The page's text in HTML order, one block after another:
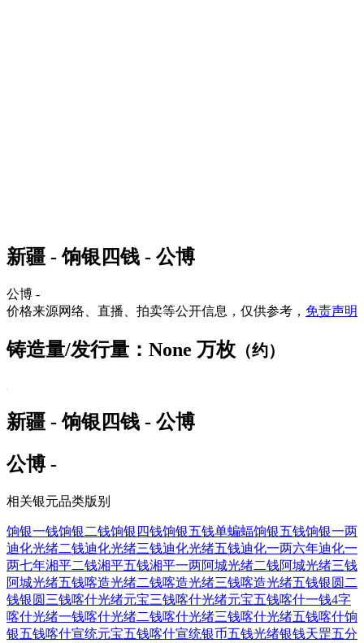
新疆 - 饷银四钱 - 公博
公博 -
价格来源网络、直播、拍卖等公开信息，仅供参考， 免责声明
铸造量/发行量：None 万枚 （约）
新疆 - 饷银四钱 - 公博
公博 -
相关银元品类版别
饷银一钱饷银二钱饷银四钱饷银五钱单蝙蝠饷银五钱饷银一两
迪化光绪二钱迪化光绪三钱迪化光绪五钱迪化一两六年迪化一
两七年湘平二钱湘平五钱湘平一两阿城光绪二钱阿城光绪三钱
阿城光绪五钱喀造光绪二钱喀造光绪三钱喀造光绪五钱银圆二
钱银圆三钱喀什光绪元宝三钱喀什光绪元宝五钱喀什一钱4字
喀什光绪一钱喀什光绪二钱喀什光绪三钱喀什光绪五钱喀什饷
银五钱喀什宣统元宝五钱喀什宣统银币五钱光绪银钱天罡五分